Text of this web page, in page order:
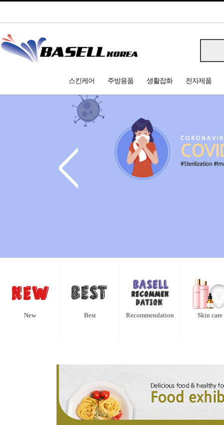
스킨케어 주방용품 생활잡화 전자제품
<
New Best Recommendation Skin care